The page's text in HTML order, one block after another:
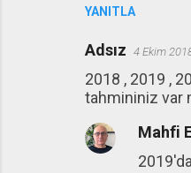
YANITLA
Adsız 4 Ekim
2018 , 2019 ,
tahmininiz var
Mahfi